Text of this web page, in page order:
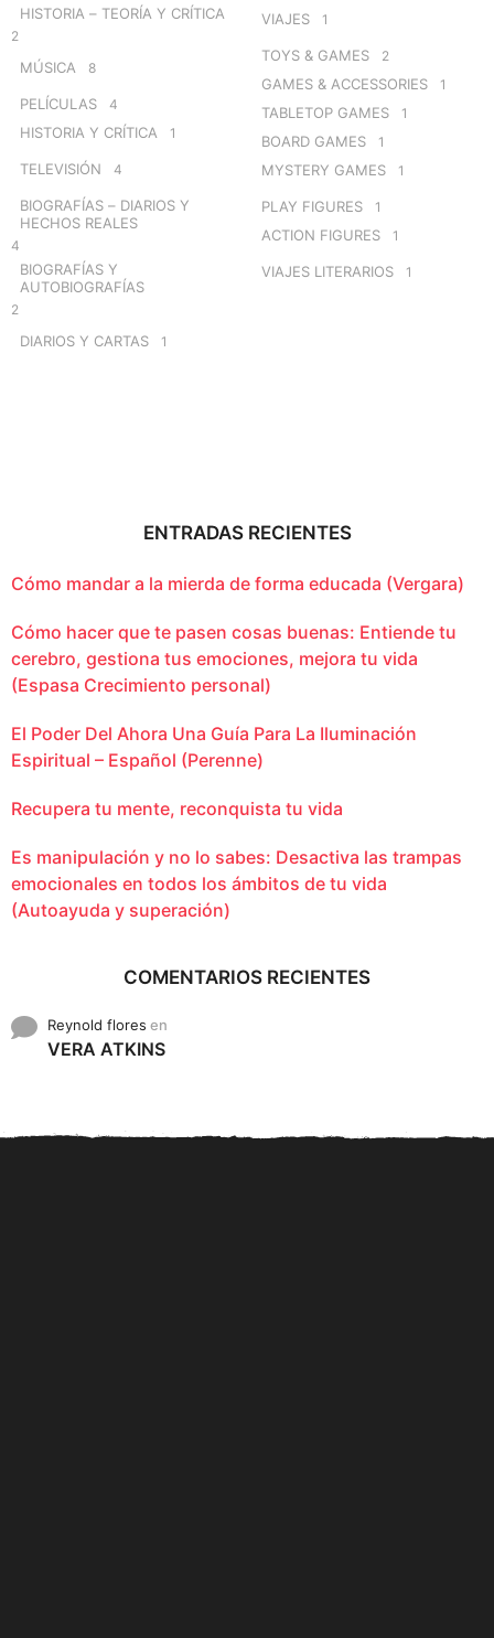
HISTORIA – TEORÍA Y CRÍTICA
2
MÚSICA 8
PELÍCULAS 4
HISTORIA Y CRÍTICA 1
TELEVISIÓN 4
BIOGRAFÍAS – DIARIOS Y
HECHOS REALES
4
BIOGRAFÍAS Y
AUTOBIOGRAFÍAS
2
DIARIOS Y CARTAS 1
VIAJES 1
TOYS & GAMES 2
GAMES & ACCESSORIES 1
TABLETOP GAMES 1
BOARD GAMES 1
MYSTERY GAMES 1
PLAY FIGURES 1
ACTION FIGURES 1
VIAJES LITERARIOS 1
ENTRADAS RECIENTES
Cómo mandar a la mierda de forma educada (Vergara)
Cómo hacer que te pasen cosas buenas: Entiende tu
cerebro, gestiona tus emociones, mejora tu vida
(Espasa Crecimiento personal)
El Poder Del Ahora Una Guía Para La Iluminación
Espiritual – Español (Perenne)
Recupera tu mente, reconquista tu vida
Es manipulación y no lo sabes: Desactiva las trampas
emocionales en todos los ámbitos de tu vida
(Autoayuda y superación)
COMENTARIOS RECIENTES
Reynold flores en
VERA ATKINS